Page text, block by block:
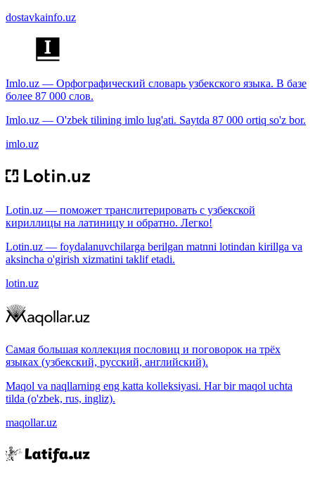
dostavkainfo.uz
Imlo.uz — Орфографический словарь узбекского языка. В базе
более 87 000 слов.
Imlo.uz — O'zbek tilining imlo lug'ati. Saytda 87 000 ortiq so'z bor.
imlo.uz
Lotin.uz — поможет транслитерировать с узбекской
кириллицы на латиницу и обратно. Легко!
Lotin.uz — foydalanuvchilarga berilgan matnni lotindan kirillga va
aksincha o'girish xizmatini taklif etadi.
lotin.uz
Самая большая коллекция пословиц и поговорок на трёх
языках (узбекский, русский, английский).
Maqol va naqllarning eng katta kolleksiyasi. Har bir maqol uchta
tilda (o'zbek, rus, ingliz).
maqollar.uz